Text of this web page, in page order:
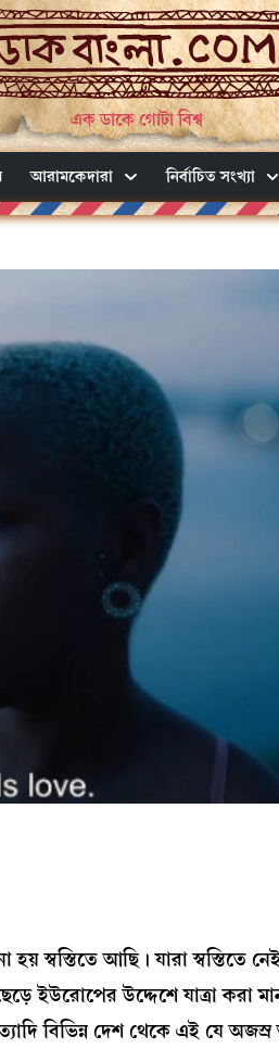
এক ডাকে গোটা বিশ্ব
আরামকেদারা নির্বাচিত সংখ্যা
আছি। যারা স্বস্তিতে
ইউরোপের উদ্দেশে যাত্রা করা
বিভিন্ন দেশ থেকে এই যে